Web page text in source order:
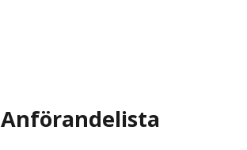
Anförandelista